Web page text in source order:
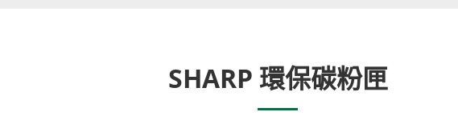
SHARP 環保碳粉匣